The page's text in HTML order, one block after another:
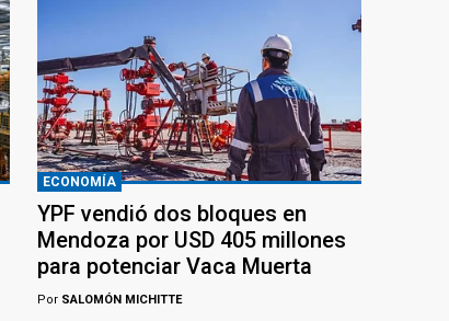
ECONOMÍA
YPF vendió dos bloques en
Mendoza por USD 405 millones
para potenciar Vaca Muerta
Por SALOMÓN MICHITTE